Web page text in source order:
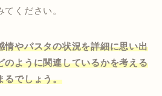
ください。
情やパスタの状況を詳細に思い出
のように関連しているかを考える
るでしょう。